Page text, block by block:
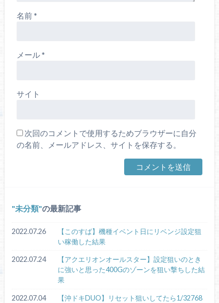
名前*
メール*
サイト
次回のコメントで使用するためブラウザーに自分
の名前、メールアドレス、サイトを保存する。
未分類 の最新記事
2022.07.26
【このすば】機種イベント日にリベンジ設定狙
い稼働した結果
2022.07.24
【アクエリオンオールスター】設定狙いのとき
に強いと思った400Gのゾーンを狙い撃ちした結
果
2022.07.04
【沖ドキDUO】リセット狙いしてたら1/32768